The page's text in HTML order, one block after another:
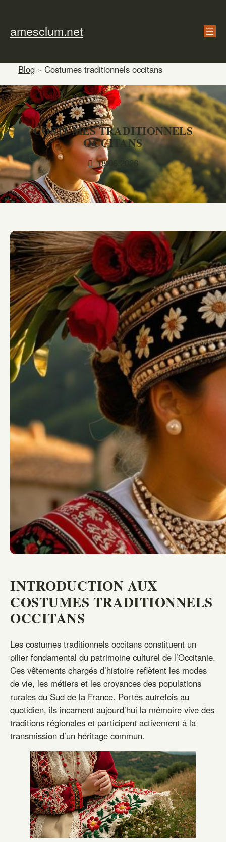
content
amesclum.net
Blog» Costumes traditionnels occitans
COSTUMES TRADITIONNELS
OCCITANS
18.06.2026
INTRODUCTION AUX
COSTUMES TRADITIONNELS
OCCITANS
Les costumes traditionnels occitans constituent un
pilier fondamental du patrimoine culturel de l’Occitanie.
Ces vêtements chargés d’histoire reflètent les modes
de vie, les métiers et les croyances des populations
rurales du Sud de la France. Portés autrefois au
quotidien, ils incarnent aujourd’hui la mémoire vive des
traditions régionales et participent activement à la
transmission d’un héritage commun.